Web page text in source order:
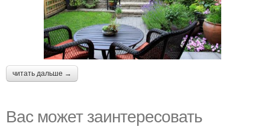
читать дальше →
Вас может заинтересовать